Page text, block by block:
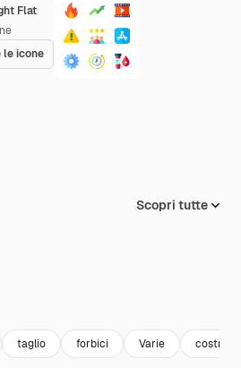
Flat
le icone
Scopri tutte
taglio forbici Varie